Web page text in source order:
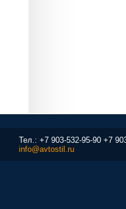
Тел.: +7 903-532-95-90 +7
info@avtostil.ru